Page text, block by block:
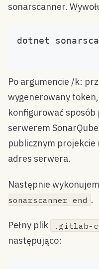
sonarscanner.
dotnet
Po argumencie /k:
wygenerowany
konfigurować sposób
serwerem
publicznym projekcie
adres serwera.
Następnie
sonarscanner end .
Pełny plik .gitlab-
następująco: